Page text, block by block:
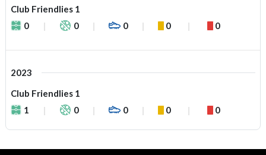
Club Friendlies 1
0
0 0 0 0
2023
Club Friendlies 1
1
0 0 0 0